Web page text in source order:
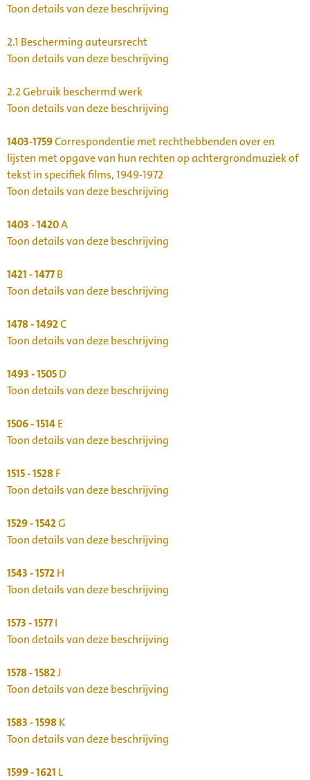
Toon details van deze beschrijving
2.1 Bescherming auteursrecht
Toon details van deze beschrijving
2.2Gebruik beschermd werk
Toon details van deze beschrijving
1403-1759Correspondentie met rechthebbenden over en
lijsten met opgave van hun rechten op achtergrondmuziek of
tekst in specifiek films, 1949-1972
Toon details van deze beschrijving
1403 - 1420A
Toon details van deze beschrijving
1421 - 1477B
Toon details van deze beschrijving
1478 - 1492C
Toon details van deze beschrijving
1493 - 1505D
Toon details van deze beschrijving
1506 - 1514E
Toon details van deze beschrijving
1515 - 1528F
Toon details van deze beschrijving
1529 - 1542G
Toon details van deze beschrijving
1543 - 1572H
Toon details van deze beschrijving
1573 - 1577I
Toon details van deze beschrijving
1578 - 1582J
Toon details van deze beschrijving
1583 - 1598K
Toon details van deze beschrijving
1599 - 1621 L